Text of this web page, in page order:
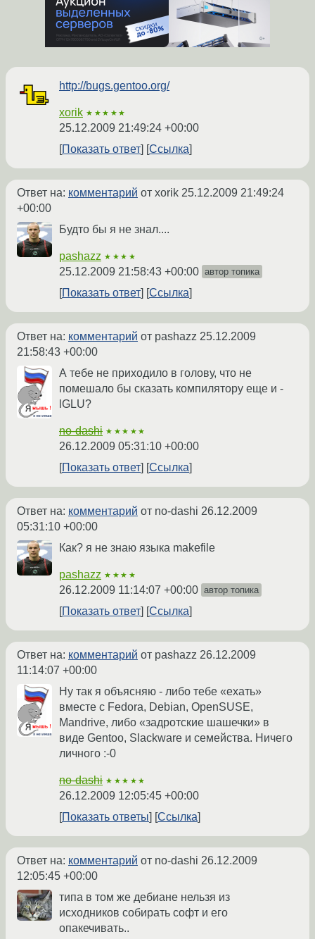
http://bugs.gentoo.org/
xorik ★★★★★
25.12.2009 21:49:24 +00:00
Показать ответ
Ссылка
Ответ на: комментарий от xorik 25.12.2009 21:49:24
+00:00
Будто бы я не знал....
pashazz ★★★★
25.12.2009 21:58:43 +00:00 автор топика
Показать ответ Ссылка
Ответ на: комментарий от pashazz 25.12.2009
21:58:43 +00:00
А тебе не приходило в голову, что не
помешало бы сказать компилятору еще и -
lGLU?
no-dashi ★★★★★
26.12.2009 05:31:10 +00:00
Показать ответ
Ссылка
Ответ на: комментарий от no-dashi 26.12.2009
05:31:10 +00:00
Как? я не знаю языка makefile
pashazz ★★★★
26.12.2009 11:14:07 +00:00 автор топика
Показать ответ Ссылка
Ответ на: комментарий от pashazz 26.12.2009
11:14:07 +00:00
Ну так я объясняю - либо тебе «ехать»
вместе с Fedora, Debian, OpenSUSE,
Mandrive, либо «задротские шашечки» в
виде Gentoo, Slackware и семейства. Ничего
личного :-0
no-dashi ★★★★★
26.12.2009 12:05:45 +00:00
Показать ответы
Ссылка
Ответ на: комментарий от no-dashi 26.12.2009
12:05:45 +00:00
типа в том же дебиане нельзя из
исходников собирать софт и его
опакечивать..